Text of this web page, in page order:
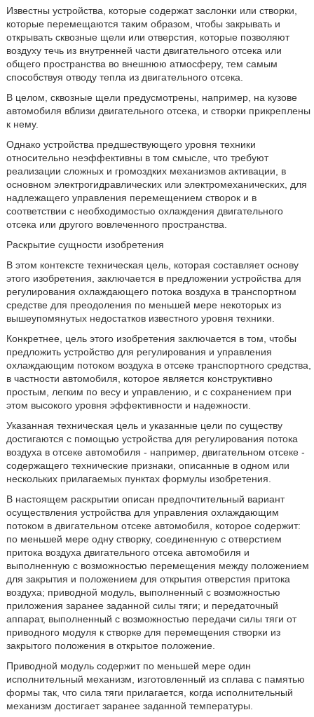
Известны устройства, которые содержат заслонки или створки,
которые перемещаются таким образом, чтобы закрывать и
открывать сквозные щели или отверстия, которые позволяют
воздуху течь из внутренней части двигательного отсека или
общего пространства во внешнюю атмосферу, тем самым
способствуя отводу тепла из двигательного отсека.
В целом, сквозные щели предусмотрены, например, на кузове
автомобиля вблизи двигательного отсека, и створки прикреплены
к нему.
Однако устройства предшествующего уровня техники
относительно неэффективны в том смысле, что требуют
реализации сложных и громоздких механизмов активации, в
основном электрогидравлических или электромеханических, для
надлежащего управления перемещением створок и в
соответствии с необходимостью охлаждения двигательного
отсека или другого вовлеченного пространства.
Раскрытие сущности изобретения
В этом контексте техническая цель, которая составляет основу
этого изобретения, заключается в предложении устройства для
регулирования охлаждающего потока воздуха в транспортном
средстве для преодоления по меньшей мере некоторых из
вышеупомянутых недостатков известного уровня техники.
Конкретнее, цель этого изобретения заключается в том, чтобы
предложить устройство для регулирования и управления
охлаждающим потоком воздуха в отсеке транспортного средства,
в частности автомобиля, которое является конструктивно
простым, легким по весу и управлению, и с сохранением при
этом высокого уровня эффективности и надежности.
Указанная техническая цель и указанные цели по существу
достигаются с помощью устройства для регулирования потока
воздуха в отсеке автомобиля - например, двигательном отсеке -
содержащего технические признаки, описанные в одном или
нескольких прилагаемых пунктах формулы изобретения.
В настоящем раскрытии описан предпочтительный вариант
осуществления устройства для управления охлаждающим
потоком в двигательном отсеке автомобиля, которое содержит:
по меньшей мере одну створку, соединенную с отверстием
притока воздуха двигательного отсека автомобиля и
выполненную с возможностью перемещения между положением
для закрытия и положением для открытия отверстия притока
воздуха; приводной модуль, выполненный с возможностью
приложения заранее заданной силы тяги; и передаточный
аппарат, выполненный с возможностью передачи силы тяги от
приводного модуля к створке для перемещения створки из
закрытого положения в открытое положение.
Приводной модуль содержит по меньшей мере один
исполнительный механизм, изготовленный из сплава с памятью
формы так, что сила тяги прилагается, когда исполнительный
механизм достигает заранее заданной температуры.